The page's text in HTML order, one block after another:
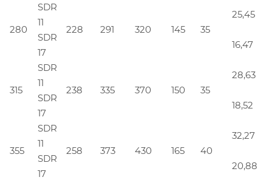
280
SDR
11
228 291 320 145 35
25,45
SDR
17
16,47
315
SDR
11
238 335 370 150 35
28,63
SDR
17
18,52
355
SDR
11
258 373 430 165 40
32,27
SDR
17
20,88